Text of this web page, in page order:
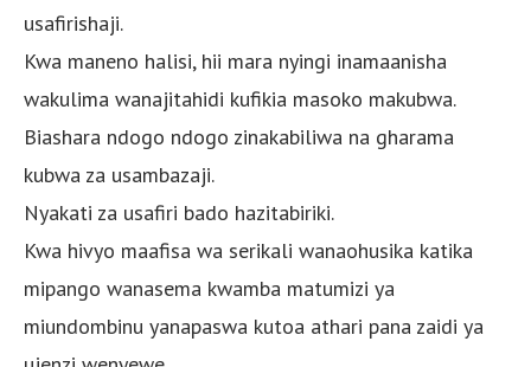
usafirishaji.
Kwa maneno halisi, hii mara nyingi inamaanisha
wakulima wanajitahidi kufikia masoko makubwa.
Biashara ndogo ndogo zinakabiliwa na gharama
kubwa za usambazaji.
Nyakati za usafiri bado hazitabiriki.
Kwa hivyo maafisa wa serikali wanaohusika katika
mipango wanasema kwamba matumizi ya
miundombinu yanapaswa kutoa athari pana zaidi ya